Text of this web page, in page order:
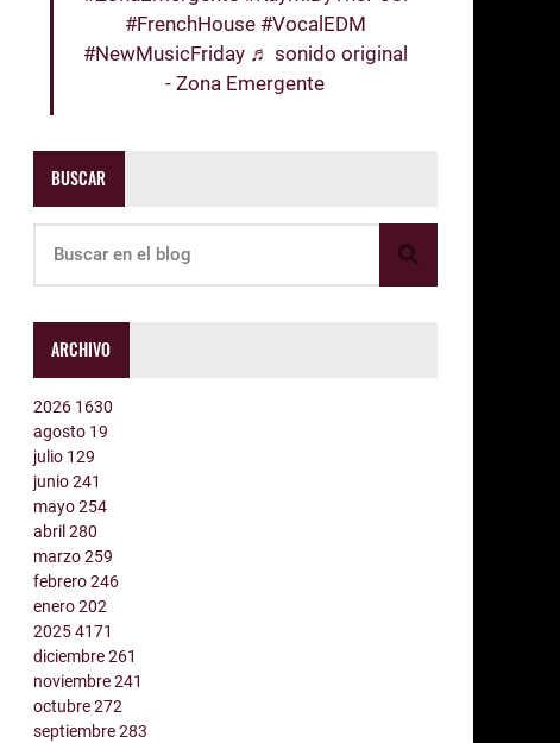
#FrenchHouse #VocalEDM
#NewMusicFriday ♬ sonido original
- Zona Emergente
BUSCAR
ARCHIVO
2026 1630
agosto 19
julio 129
junio241
mayo254
abril280
marzo259
febrero246
enero202
20254171
diciembre261
noviembre241
octubre272
septiembre283